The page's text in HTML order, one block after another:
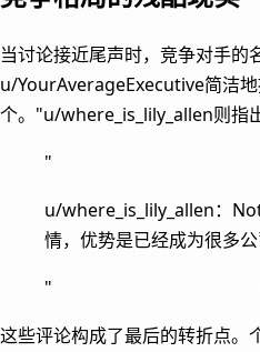
当讨论接近尾声时，竞争对手的
u/YourAverageExecutive简洁
个。"u/where_is_lily_allen则指
"
u/where_is_lily_allen：
情，优势是已经成为很多公
"
这些评论构成了最后的转折点。